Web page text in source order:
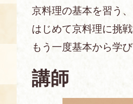
アクセス
FAQ
キャンセル
食の海援隊
展示室
お土産コー
京料理の基本を習う
はじめて京料理に挑戦
もう一度基本から学
講師